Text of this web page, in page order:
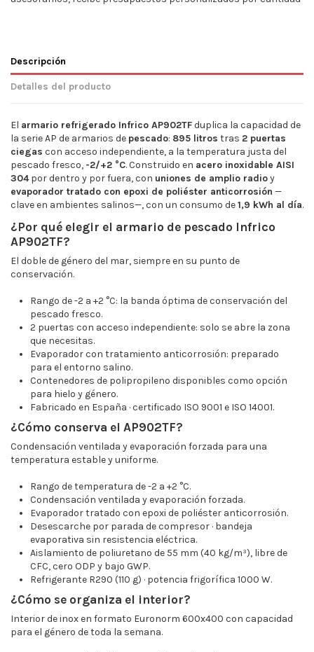
Descripción
Detalles del producto
El armario refrigerado Infrico AP902TF duplica la capacidad de
la serie AP de armarios de pescado: 895 litros tras 2 puertas
ciegas con acceso independiente, a la temperatura justa del
pescado fresco, -2/+2 °C. Construido en acero inoxidable AISI
304por dentro y por fuera, con uniones de amplio radioy
evaporador tratado con epoxi de poliéster anticorrosión —
clave en ambientes salinos—, con un consumo de1,9 kWh al día.
¿Por qué elegir el armario de pescado Infrico
AP902TF?
El doble de género del mar, siempre en su punto de
conservación.
Rango de -2 a +2 °C: la banda óptima de conservación del
pescado fresco.
2 puertas con acceso independiente: solo se abre la zona
que necesitas.
Evaporador con tratamiento anticorrosión: preparado
para el entorno salino.
Contenedores de polipropileno disponibles como opción
para hielo y género.
Fabricado en España · certificado ISO 9001 e ISO 14001.
¿Cómo conserva el AP902TF?
Condensación ventilada y evaporación forzada para una
temperatura estable y uniforme.
Rango de temperatura de -2 a +2 °C.
Condensación ventilada y evaporación forzada.
Evaporador tratado con epoxi de poliéster anticorrosión.
Desescarche por parada de compresor · bandeja
evaporativa sin resistencia eléctrica.
Aislamiento de poliuretano de 55 mm (40 kg/m³), libre de
CFC, cero ODP y bajo GWP.
Refrigerante R290 (110 g) · potencia frigorífica 1000 W.
¿Cómo se organiza el interior?
Interior de inox en formato Euronorm 600x400 con capacidad
para el género de toda la semana.